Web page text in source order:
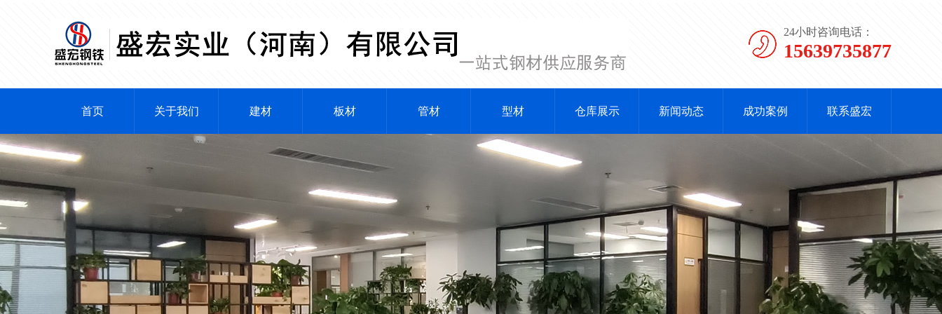
24小时咨询电话：
15639735877
首页 关于我们 建材 板材 管材 型材 仓库展示 新闻动态 成功案例 联系盛宏